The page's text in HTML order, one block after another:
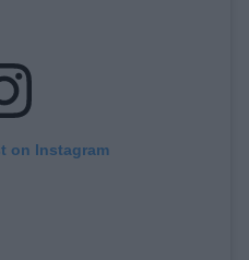
on Instagram